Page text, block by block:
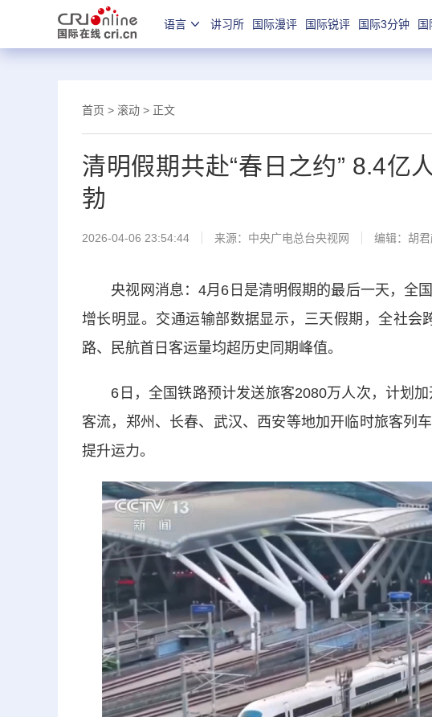
语言 讲习所 国际漫评 国际锐评 国际3分钟 国
首页 > 滚动 > 正文
清明假期共赴“春日之约” 8.4亿
勃
2026-04-06 23:54:44 来源： 中央广电总台央视网 编辑：胡
央视网消息：4月6日是清明假期的最后一天，全
增长明显。交通运输部数据显示，三天假期，全社
路、民航首日客运量均超历史同期峰值。
6日，全国铁路预计发送旅客2080万人次，计划加
客流，郑州、长春、武汉、西安等地加开临时旅客列
提升运力。